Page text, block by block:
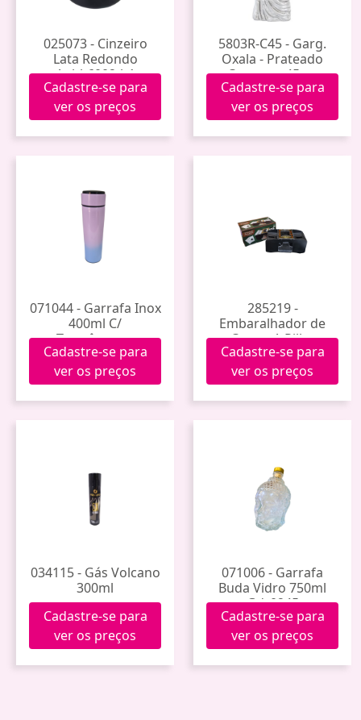
025073 - Cinzeiro
Lata Redondo
Apbk6002-b1
Cadastre-se para
ver os preços
5803R-C45 - Garg.
Oxala - Prateado
Corrente 45cm
Cadastre-se para
ver os preços
071044 - Garrafa Inox
400ml C/
Termômetro
Gdr0889
Cadastre-se para
ver os preços
285219 -
Embaralhador de
Cartas A Pilha
Cadastre-se para
ver os preços
034115 - Gás Volcano
300ml
Cadastre-se para
ver os preços
071006 - Garrafa
Buda Vidro 750ml
Gdr0245
Cadastre-se para
ver os preços